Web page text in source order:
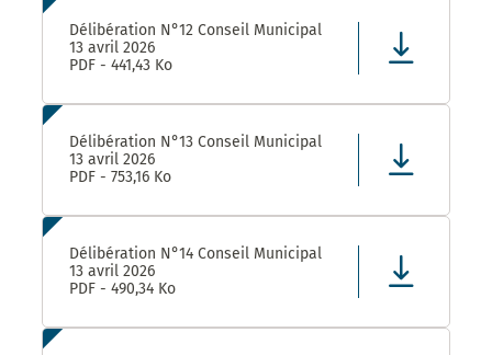
Délibération N°12 Conseil Municipal
13 avril 2026
PDF - 441,43 Ko
Délibération N°13 Conseil Municipal
13 avril 2026
PDF - 753,16 Ko
Délibération N°14 Conseil Municipal
13 avril 2026
PDF - 490,34 Ko